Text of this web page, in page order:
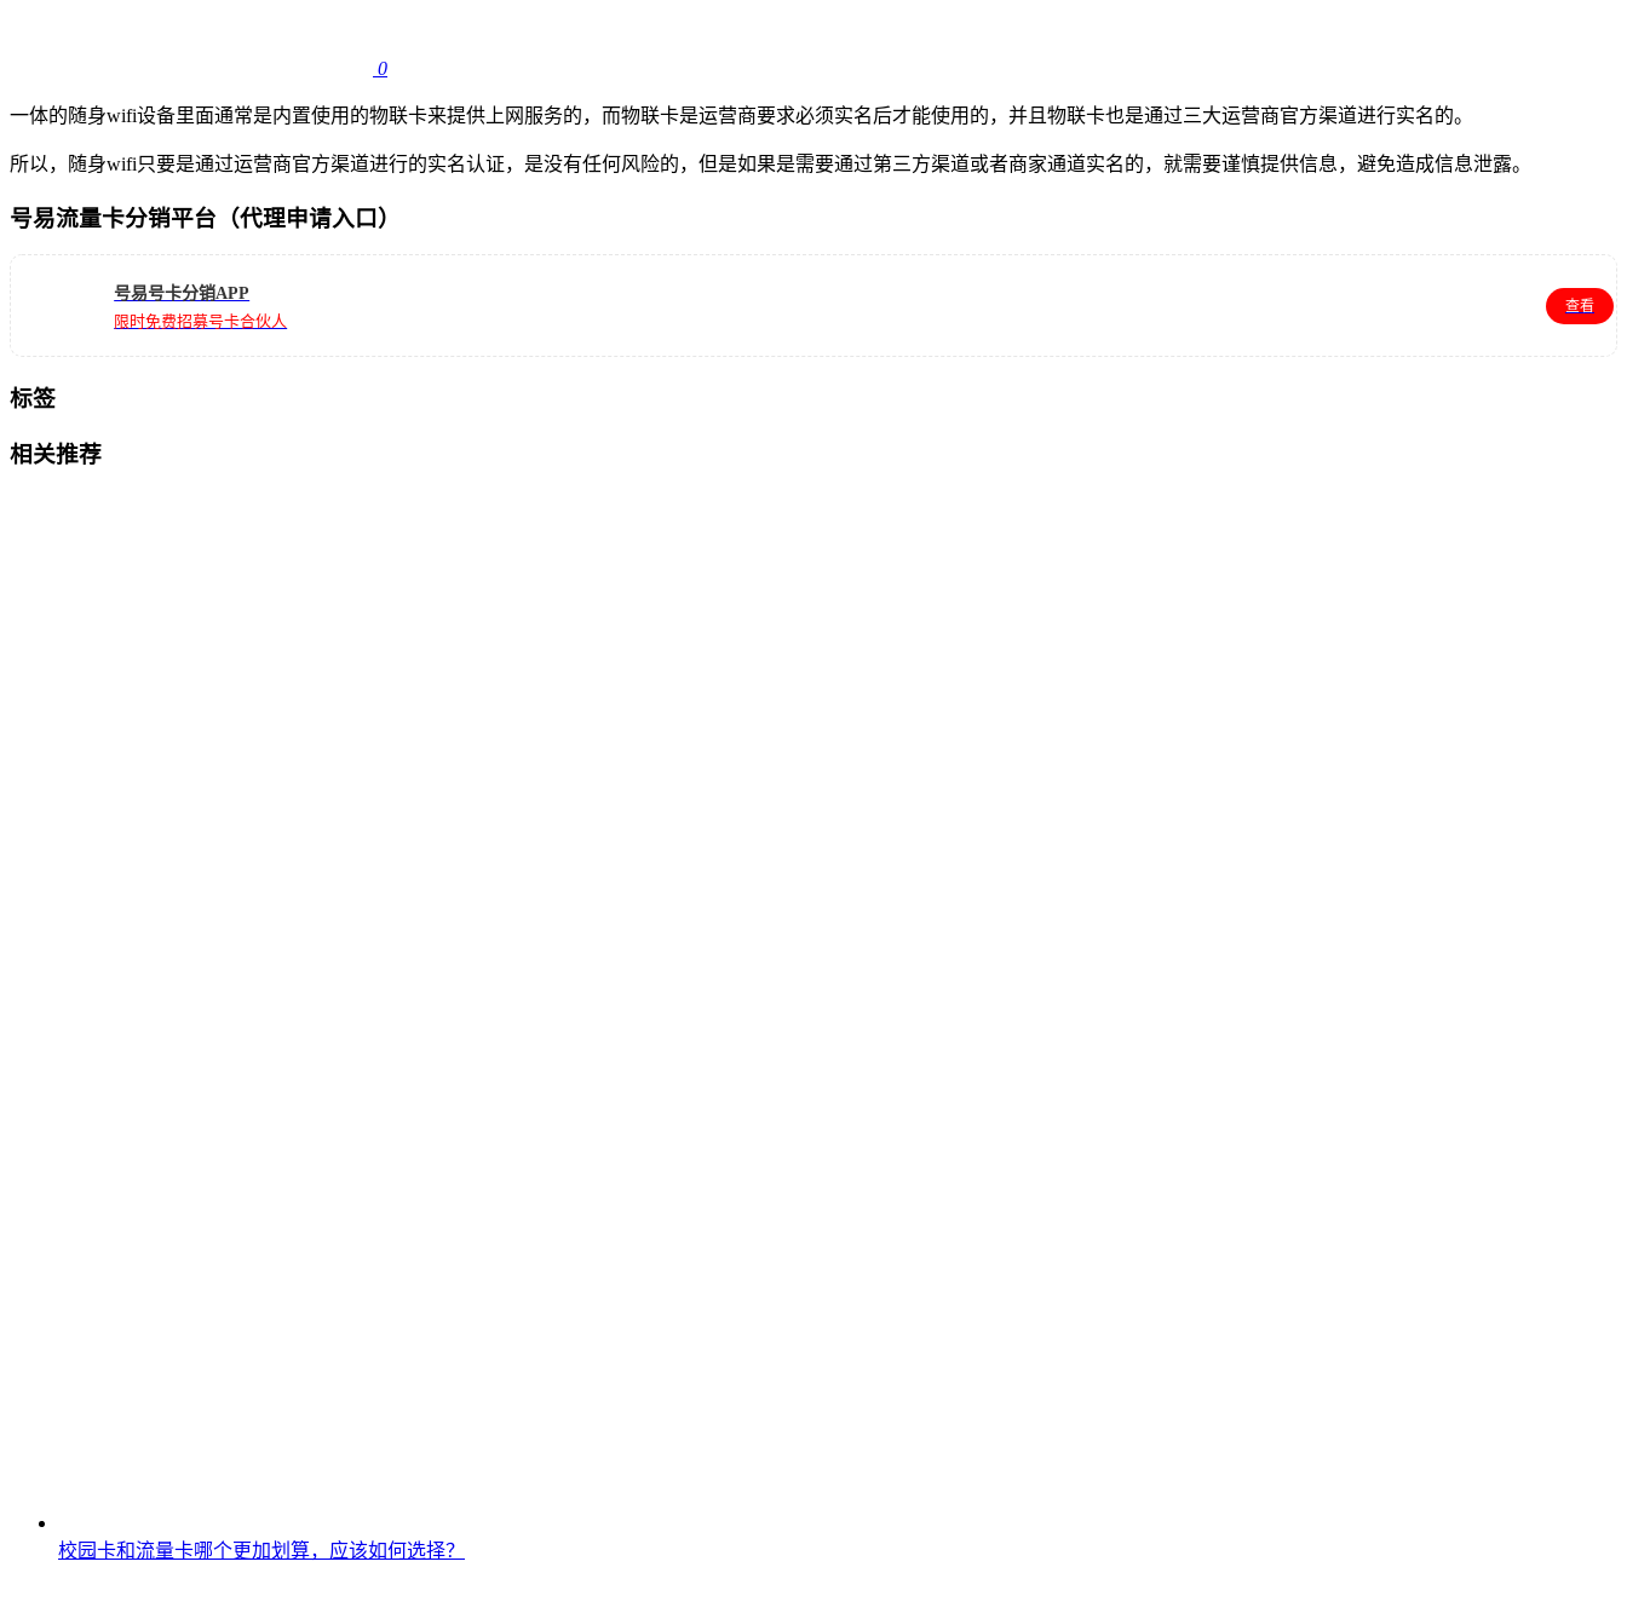
0
一体的随身wifi设备里面通常是内置使用的物联卡来提供上网服务的，而物联卡是运营商要求必须实名后才能使用的，并且物联卡也是通过三大运营商官方渠道进行实名的。
所以，随身wifi只要是通过运营商官方渠道进行的实名认证，是没有任何风险的，但是如果是需要通过第三方渠道或者商家通道实名的，就需要谨慎提供信息，避免造成信息泄露。
号易流量卡分销平台（代理申请入口）
号易号卡分销APP
限时免费招募号卡合伙人
查看
标签
相关推荐
校园卡和流量卡哪个更加划算，应该如何选择？